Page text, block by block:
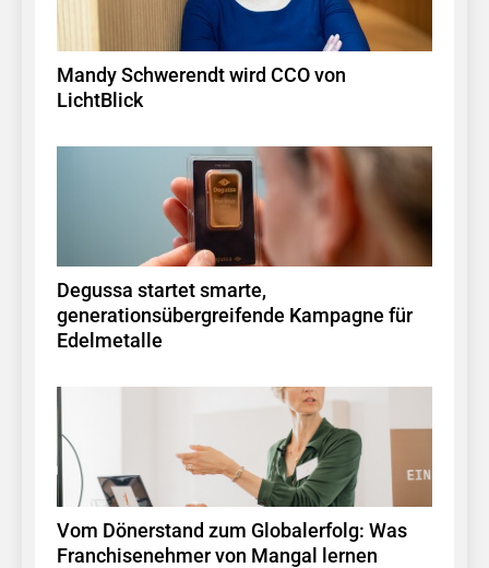
Mandy Schwerendt wird CCO von
LichtBlick
Degussa startet smarte,
generationsübergreifende Kampagne für
Edelmetalle
Vom Dönerstand zum Globalerfolg: Was
Franchisenehmer von Mangal lernen